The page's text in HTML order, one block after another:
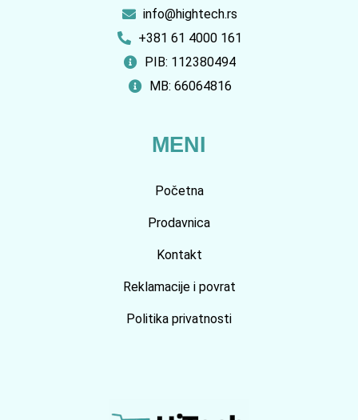
info@hightech.rs
+381 61 4000 161
PIB: 112380494
MB: 66064816
MENI
Početna
Prodavnica
Kontakt
Reklamacije i povrat
Politika privatnosti